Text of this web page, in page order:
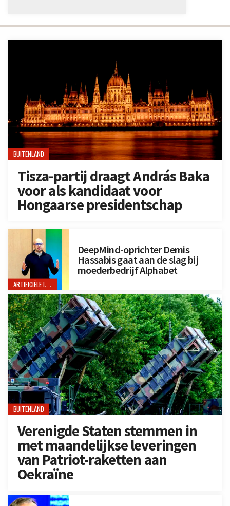
BUITENLAND
Tisza-partij draagt András Baka
voor als kandidaat voor
Hongaarse presidentschap
ARTIFICIËLE INTELLIGENTIE
DeepMind-oprichter Demis
Hassabis gaat aan de slag bij
moederbedrijf Alphabet
BUITENLAND
Verenigde Staten stemmen in
met maandelijkse leveringen
van Patriot-raketten aan
Oekraïne